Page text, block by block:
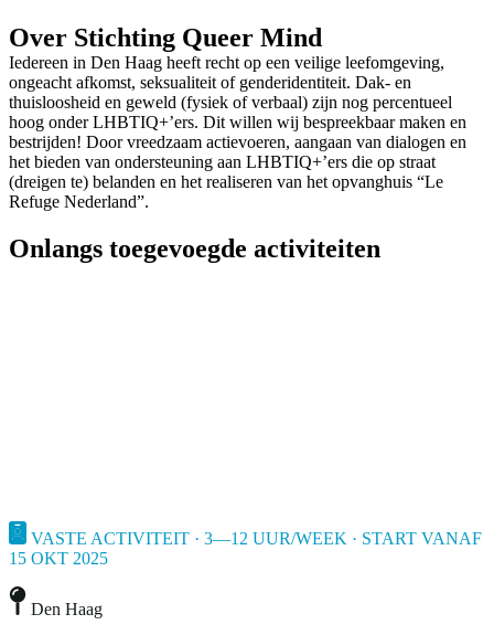
Over Stichting Queer Mind
Iedereen in Den Haag heeft recht op een veilige leefomgeving,
ongeacht afkomst, seksualiteit of genderidentiteit. Dak- en
thuisloosheid en geweld (fysiek of verbaal) zijn nog percentueel
hoog onder LHBTIQ+’ers. Dit willen wij bespreekbaar maken en
bestrijden! Door vreedzaam actievoeren, aangaan van dialogen en
het bieden van ondersteuning aan LHBTIQ+’ers die op straat
(dreigen te) belanden en het realiseren van het opvanghuis “Le
Refuge Nederland”.
Onlangs toegevoegde activiteiten
VASTE ACTIVITEIT · 3—12 UUR/WEEK · START VANAF
15 OKT 2025
Den Haag